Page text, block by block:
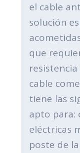
el cable
solución
que
cable
tiene las
apto para:
eléctricas
poste de